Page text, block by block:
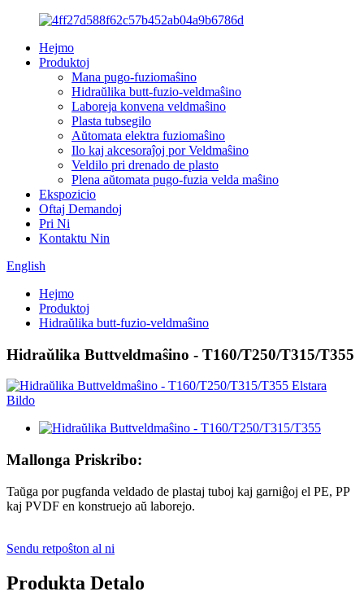
Hejmo
Produktoj
Mana pugo-fuziomaŝino
Hidraŭlika butt-fuzio-veldmaŝino
Laboreja konvena veldmaŝino
Plasta tubsegilo
Aŭtomata elektra fuziomaŝino
Ilo kaj akcesoraĵoj por Veldmaŝino
Veldilo pri drenado de plasto
Plena aŭtomata pugo-fuzia velda maŝino
Ekspozicio
Oftaj Demandoj
Pri Ni
Kontaktu Nin
English
Hejmo
Produktoj
Hidraŭlika butt-fuzio-veldmaŝino
Hidraŭlika Buttveldmaŝino - T160/T250/T315/T355
Mallonga Priskribo:
Taŭga por pugfanda veldado de plastaj tuboj kaj garniĝoj el PE, PP
kaj PVDF en konstruejo aŭ laborejo.
Sendu retpoŝton al ni
Produkta Detalo